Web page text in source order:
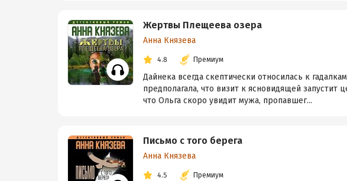
Жертвы Плещеева озера
Анна Князева
4.8 Премиум
Дайнека всегда скептически относилась к
предполагала, что визит к ясновидящей
что Ольга скоро увидит мужа, пропавшег...
Письмо с того берега
Анна Князева
4.5 Премиум